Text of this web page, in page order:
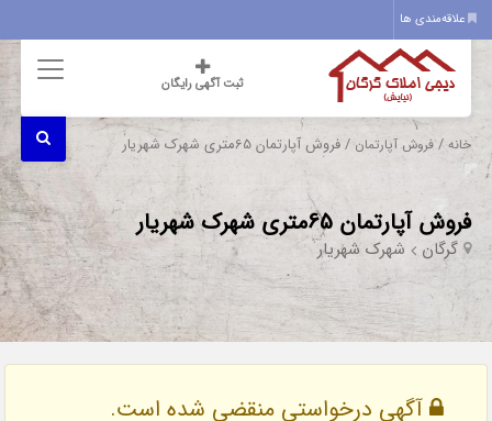
علاقه‌مندی ها
ثبت آگهی رایگان
خانه /فروش آپارتمان / فروش آپارتمان 65متری شهرک شهریار
فروش آپارتمان 65متری شهرک شهریار
گرگان شهرک شهریار
آگهی درخواستی منقضی شده است.